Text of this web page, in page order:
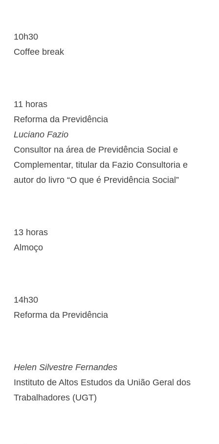
10h30
Coffee break
11 horas
Reforma da Previdência
Luciano Fazio
Consultor na área de Previdência Social e
Complementar, titular da Fazio Consultoria e
autor do livro “O que é Previdência Social”
13 horas
Almoço
14h30
Reforma da Previdência
Helen Silvestre Fernandes
Instituto de Altos Estudos da União Geral dos
Trabalhadores (UGT)